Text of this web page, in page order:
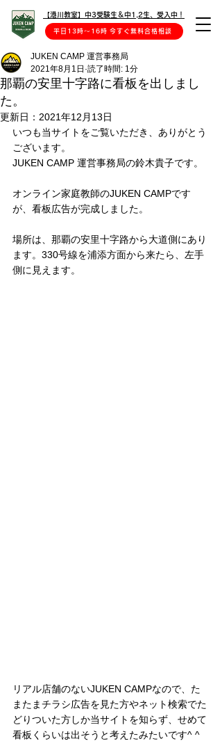
平日13時〜16時 今すぐ無料合格相談
【港川教室】中3受験生＆中1,2生、受入中！
那覇の安里十字路に看板を出しまし
た。
JUKEN CAMP 運営事務局
2021年8月1日 読了時間: 1分
更新日： 2021年12月13日
いつも当サイトをご覧いただき、ありがとう
ございます。
JUKEN CAMP 運営事務局の鈴木貴子です。
オンライン家庭教師のJUKEN CAMPです
が、看板広告が完成しました。
場所は、那覇の安里十字路から大道側にあり
ます。330号線を浦添方面から来たら、左手
側に見えます。
リアル店舗のないJUKEN CAMPなので、た
またまチラシ広告を見た方やネット検索でた
どりついた方しか当サイトを知らず、せめて
看板くらいは出そうと考えたみたいです^ ^